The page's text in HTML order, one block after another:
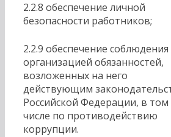
2.2.8 обеспечение личной
безопасности работников;
2.2.9 обеспечение соблюдения
организацией обязанностей,
возложенных на него
действующим
Российской Федерации, в том
числе по противодействию
коррупции.